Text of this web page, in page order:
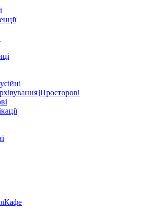
Просторові
Кафе